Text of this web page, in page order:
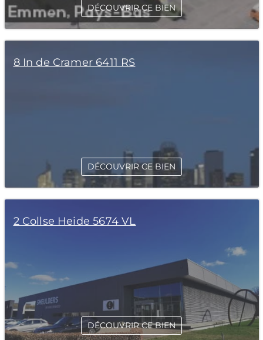
DÉCOUVRIR CE BIEN
8 In de Cramer 6411 RS
DÉCOUVRIR CE BIEN
2 Collse Heide 5674 VL
DÉCOUVRIR CE BIEN